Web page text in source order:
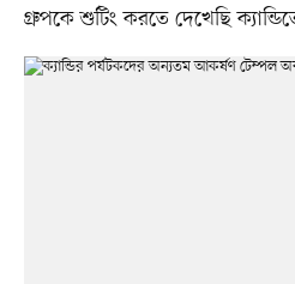
গ্রুপকে শুটিং করতে দেখেছি